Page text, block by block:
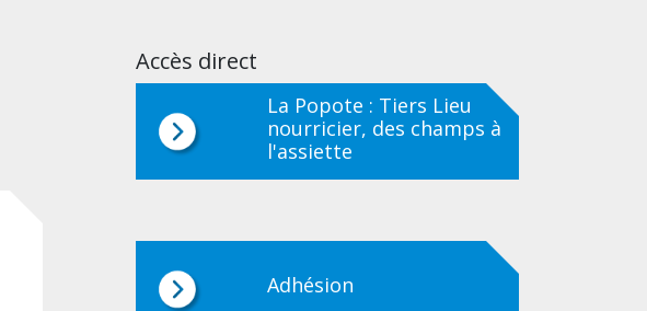
Accès direct
La Popote : Tiers Lieu
nourricier, des champs à
l'assiette
Adhésion